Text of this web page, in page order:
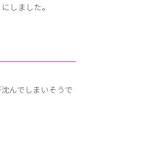
しました。
んでしまいそうで